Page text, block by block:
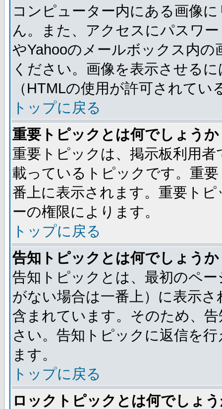
コンピューター内にある画像
ん。また、アクセスにパスワ
やYahooのメールボックス内
ください。画像を表示させる
（HTMLの使用が許可されて
トップに戻る
重要トピックとは何でしょうか
重要トピックは、掲示板利用
載っているトピックです。重
番上に表示されます。重要ト
ーの権限によります。
トップに戻る
告知トピックとは何でしょうか
告知トピックとは、最初のペ
がない場合は一番上）に表示
含まれています。そのため、
さい。告知トピックに返信を
ます。
トップに戻る
ロックトピックとは何でしょ